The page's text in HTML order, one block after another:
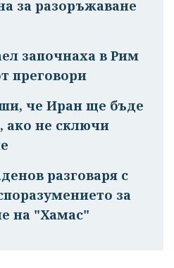
за разоръжаване
започнаха в Рим
преговори
че Иран ще бъде
ако не сключи
разговаря с
за
на "Хамас"